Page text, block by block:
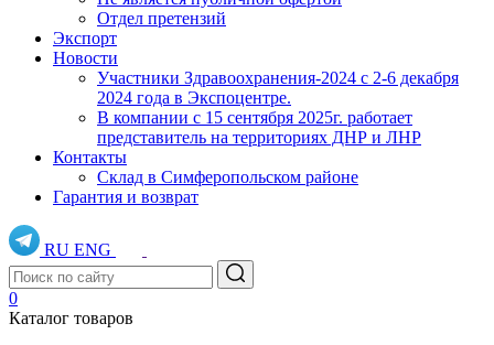
Отдел претензий
Экспорт
Новости
Участники Здравоохранения-2024 с 2-6 декабря
2024 года в Экспоцентре.
В компании с 15 сентября 2025г. работает
представитель на территориях ДНР и ЛНР
Контакты
Склад в Симферопольском районе
Гарантия и возврат
RU ENG
0
Каталог товаров